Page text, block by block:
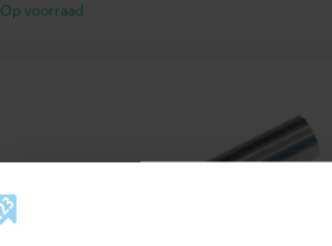
Op voorraad